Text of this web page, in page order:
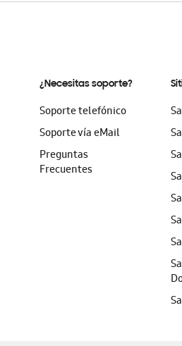
¿Necesitas soporte?
Soporte telefónico
Soporte vía eMail
Preguntas
Frecuentes